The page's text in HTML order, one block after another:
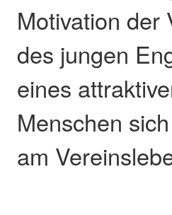
Motivation der
des jungen
eines
Menschen
am